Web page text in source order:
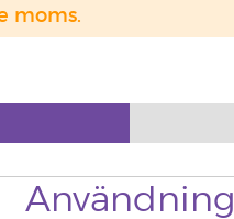
moms.
Användning